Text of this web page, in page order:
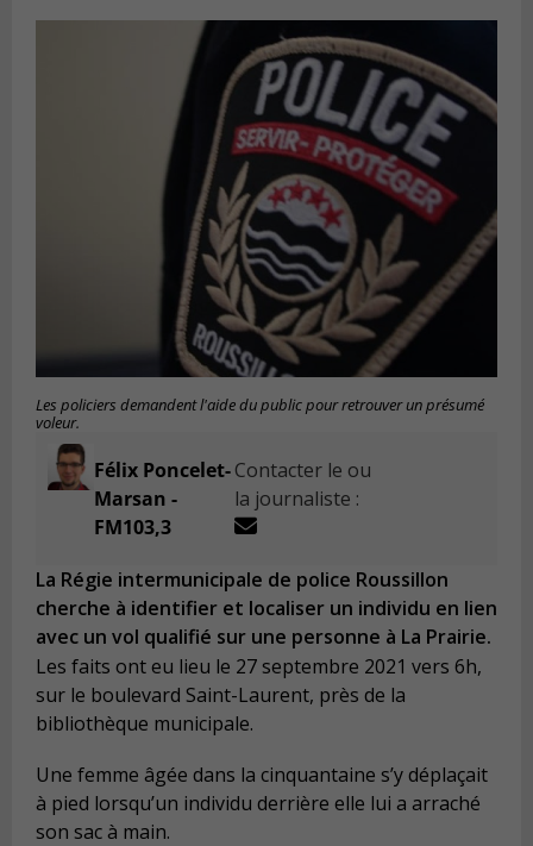
Les policiers demandent l'aide du public pour retrouver un présumé
voleur.
Félix Poncelet-
Marsan -
FM103,3
Contacter le ou
la journaliste :
La Régie intermunicipale de police Roussillon
cherche à identifier et localiser un individu en lien
avec un vol qualifié sur une personne à La Prairie.
Les faits ont eu lieu le 27 septembre 2021 vers 6h,
sur le boulevard Saint-Laurent, près de la
bibliothèque municipale.
Une femme âgée dans la cinquantaine s’y déplaçait
à pied lorsqu’un individu derrière elle lui a arraché
son sac à main.